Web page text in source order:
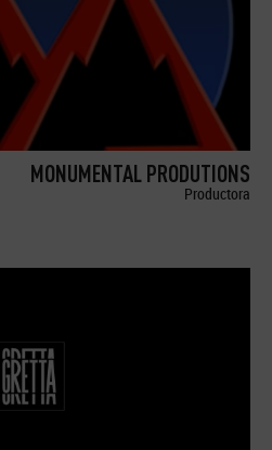
MONUMENTAL PRODUTIONS
Productora